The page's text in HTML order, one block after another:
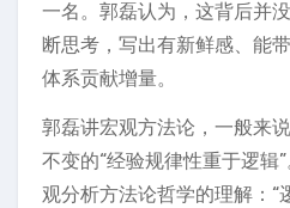
一名。郭磊认为，这背后并
断思考，写出有新鲜感、能
体系贡献增量。
郭磊讲宏观方法论，一般来
不变的“经验规律性重于逻辑
观分析方法论哲学的理解：“